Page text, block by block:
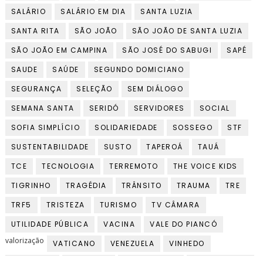
SALÁRIO
SALÁRIO EM DIA
SANTA LUZIA
SANTA RITA
SÃO JOÃO
SÃO JOÃO DE SANTA LUZIA
SÃO JOÃO EM CAMPINA
SÃO JOSÉ DO SABUGI
SAPÉ
SAUDE
SAÚDE
SEGUNDO DOMICIANO
SEGURANÇA
SELEÇÃO
SEM DIÁLOGO
SEMANA SANTA
SERIDÓ SERVIDORES
SOCIAL
SOFIA SIMPLÍCIO
SOLIDARIEDADE SOSSEGO
STF
SUSTENTABILIDADE
SUSTO TAPEROÁ
TAUÁ
TCE
TECNOLOGIA TERREMOTO
THE VOICE KIDS
TIGRINHO
TRAGÉDIA TRÂNSITO TRAUMA
TRE
TRF5
TRISTEZA TURISMO
TV CÂMARA
UTILIDADE PÚBLICA
VACINA
VALE DO PIANCÓ
valorização
VATICANO VENEZUELA VINHEDO